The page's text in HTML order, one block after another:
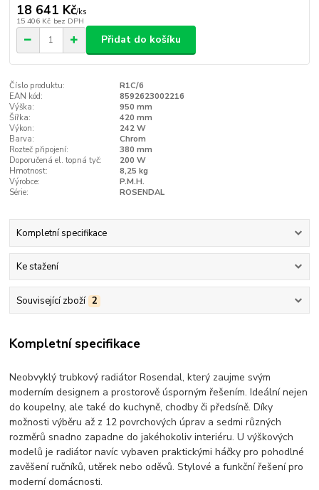
18 641 Kč/ks
15 406 Kč bez DPH
Přidat do košíku
Číslo produktu:
R1C/6
EAN kód:
8592623002216
Výška:
950 mm
Šířka:
420 mm
Výkon:
242 W
Barva:
Chrom
Rozteč připojení:
380 mm
Doporučená el. topná tyč:
200 W
Hmotnost:
8,25 kg
Výrobce:
P.M.H.
Série:
ROSENDAL
Kompletní specifikace
Ke stažení
Související zboží 2
Kompletní specifikace
Neobvyklý trubkový radiátor Rosendal, který zaujme svým
moderním designem a prostorově úsporným řešením. Ideální nejen
do koupelny, ale také do kuchyně, chodby či předsíně. Díky
možnosti výběru až z 12 povrchových úprav a sedmi různých
rozměrů snadno zapadne do jakéhokoliv interiéru. U výškových
modelů je radiátor navíc vybaven praktickými háčky pro pohodlné
zavěšení ručníků, utěrek nebo oděvů. Stylové a funkční řešení pro
moderní domácnosti.